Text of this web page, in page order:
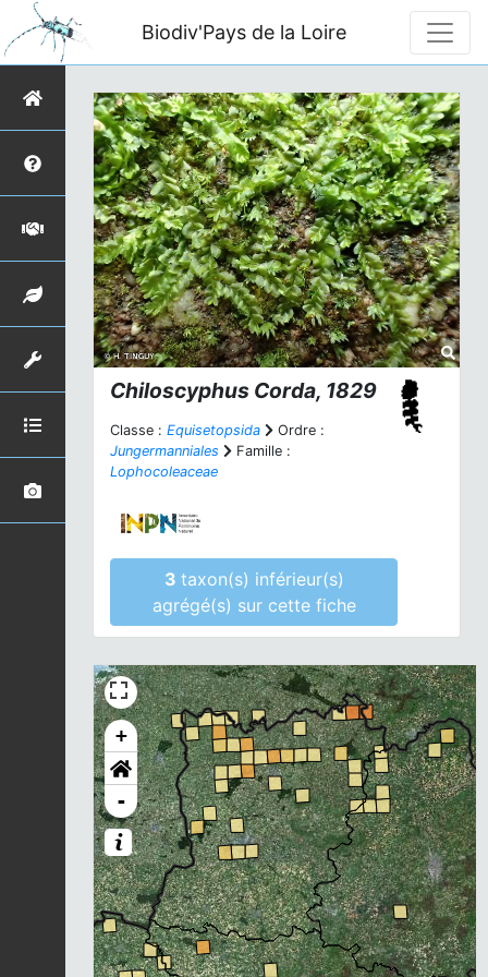
Biodiv'Pays de la Loire
Chiloscyphus Corda, 1829
Classe : Equisetopsida
Ordre :
Jungermanniales
Famille :
Lophocoleaceae
3 taxon(s) inférieur(s)
agrégé(s) sur cette fiche
+
-